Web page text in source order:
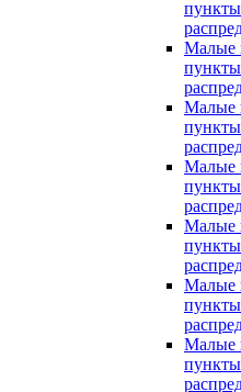
Малые
Малые
Малые
Малые
Малые
Малые